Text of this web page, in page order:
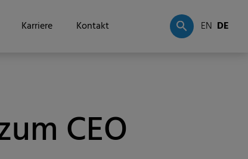
Karriere Kontakt EN DE
CEO